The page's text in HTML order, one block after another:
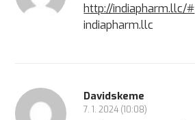
http://indiapharm.llc/#
indiapharm.llc
Davidskeme
7. 1. 2024 (10:08)